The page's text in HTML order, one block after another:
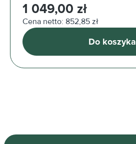
Cena regularna:
1 049,00 zł
Cena netto: 852,85 zł
Do koszyka